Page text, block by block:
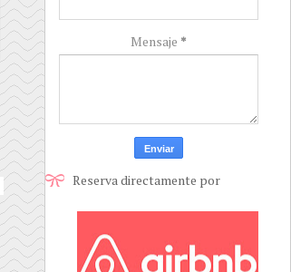
Mensaje *
Reserva directamente por